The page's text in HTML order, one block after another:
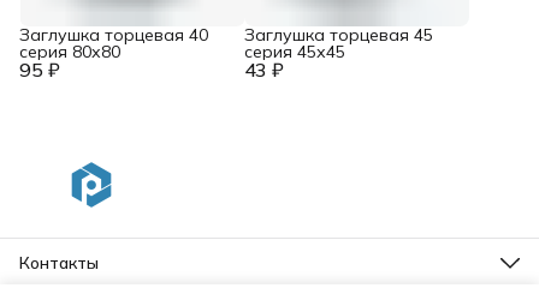
95 ₽
Заглушка торцевая 40
серия 80х80
43 ₽
Заглушка торцевая 45
серия 45х45
Контакты